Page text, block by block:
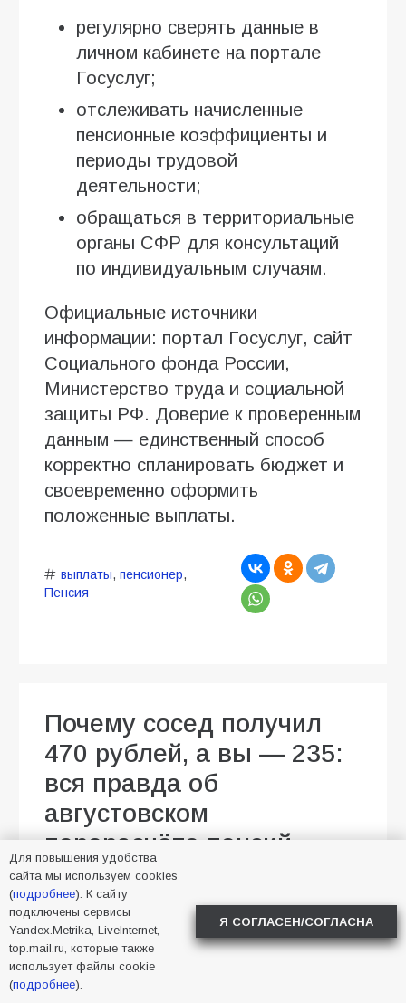
регулярно сверять данные в
личном кабинете на портале
Госуслуг;
отслеживать начисленные
пенсионные коэффициенты и
периоды трудовой
деятельности;
обращаться в территориальные
органы СФР для консультаций
по индивидуальным случаям.
Официальные источники
информации: портал Госуслуг, сайт
Социального фонда России,
Министерство труда и социальной
защиты РФ. Доверие к проверенным
данным — единственный способ
корректно спланировать бюджет и
своевременно оформить
положенные выплаты.
выплаты, пенсионер,
Пенсия
Почему сосед получил
470 рублей, а вы — 235:
вся правда об
августовском
перерасчёте пенсий
01.08.2026
Малика Тапаева
Новости в стране
Для повышения удобства
сайта мы используем cookies
(подробнее). К сайту
подключены сервисы
Yandex.Metrika, LiveInternet,
top.mail.ru, которые также
использует файлы cookie
(подробнее).
Я СОГЛАСЕН/СОГЛАСНА